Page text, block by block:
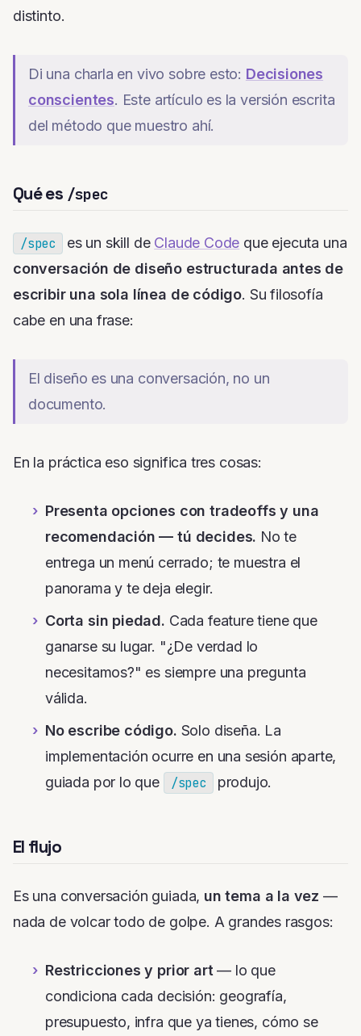
distinto.
Di una charla en vivo sobre esto: Decisiones
conscientes. Este artículo es la versión escrita
del método que muestro ahí.
Qué es /spec
/spec es un skill de Claude Code que ejecuta una
conversación de diseño estructurada antes de
escribir una sola línea de código. Su filosofía
cabe en una frase:
El diseño es una conversación, no un
documento.
En la práctica eso significa tres cosas:
Presenta opciones con tradeoffs y una
recomendación — tú decides. No te
entrega un menú cerrado; te muestra el
panorama y te deja elegir.
Corta sin piedad. Cada feature tiene que
ganarse su lugar. "¿De verdad lo
necesitamos?" es siempre una pregunta
válida.
No escribe código. Solo diseña. La
implementación ocurre en una sesión aparte,
guiada por lo que
/spec produjo.
El flujo
Es una conversación guiada, un tema a la vez —
nada de volcar todo de golpe. A grandes rasgos:
Restricciones y prior art— lo que
condiciona cada decisión: geografía,
presupuesto, infra que ya tienes, cómo se